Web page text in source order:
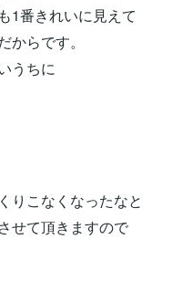
1番きれいに見えて
らです。
うちに
りこなくなったなと
せて頂きますので